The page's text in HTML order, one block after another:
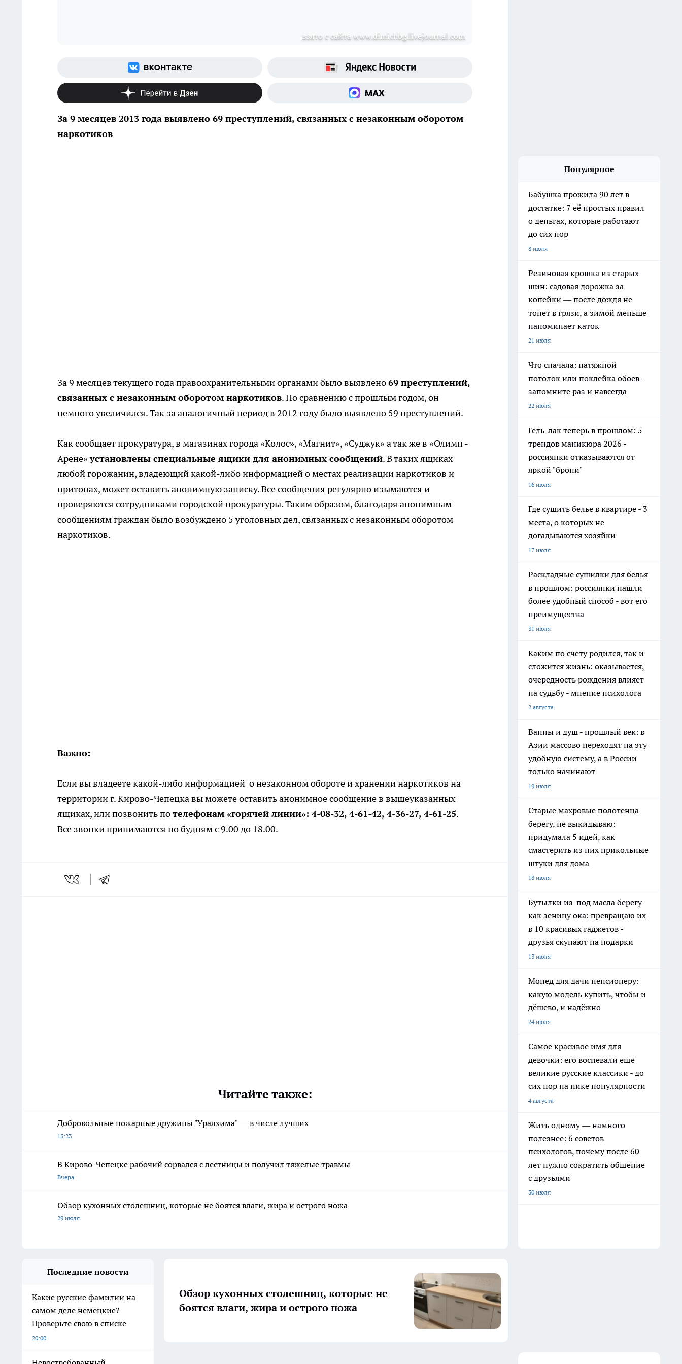
взято с сайта www.dimichbg.livejournal.com
За 9 месяцев 2013 года выявлено 69 преступлений, связанных с незаконным оборотом
наркотиков
За 9 месяцев текущего года правоохранительными органами было выявлено69 преступлений,
связанных с незаконным оборотом наркотиков. По сравнению с прошлым годом, он
немного увеличился. Так за аналогичный период в 2012 году было выявлено 59 преступлений.
Как сообщает прокуратура, в магазинах города «Колос», «Магнит», «Суджук» а так же в «Олимп -
Арене»установлены специальные ящики для анонимных сообщений. В таких ящиках
любой горожанин, владеющий какой-либо информацией о местах реализации наркотиков и
притонах, может оставить анонимную записку. Все сообщения регулярно изымаются и
проверяются сотрудниками городской прокуратуры. Таким образом, благодаря анонимным
сообщениям граждан было возбуждено 5 уголовных дел, связанных с незаконным оборотом
наркотиков.
Важно:
Если вы владеете какой-либо информацией о незаконном обороте и хранении наркотиков на
территории г. Кирово-Чепецка вы можете оставить анонимное сообщение в вышеуказанных
ящиках, или позвонить потелефонам «горячей линии»: 4-08-32, 4-61-42, 4-36-27, 4-61-25.
Все звонки принимаются по будням с 9.00 до 18.00.
Читайте также:
Добровольные пожарные дружины "Уралхима" — в числе лучших
13:23
В Кирово-Чепецке рабочий сорвался с лестницы и получил тяжелые травмы
Вчера
Обзор кухонных столешниц, которые не боятся влаги, жира и острого ножа
29 июля
Популярное
Бабушка прожила 90 лет в
достатке: 7 её простых правил
о деньгах, которые работают
до сих пор
8 июля
Резиновая крошка из старых
шин: садовая дорожка за
копейки — после дождя не
тонет в грязи, а зимой меньше
напоминает каток
21 июля
Что сначала: натяжной
потолок или поклейка обоев -
запомните раз и навсегда
22 июля
Гель-лак теперь в прошлом: 5
трендов маникюра 2026 -
россиянки отказываются от
яркой "брони"
16 июля
Где сушить белье в квартире - 3
места, о которых не
догадываются хозяйки
17 июля
Раскладные сушилки для белья
в прошлом: россиянки нашли
более удобный способ - вот его
преимущества
31 июля
Каким по счету родился, так и
сложится жизнь: оказывается,
очередность рождения влияет
на судьбу - мнение психолога
2 августа
Ванны и душ - прошлый век: в
Азии массово переходят на эту
удобную систему, а в России
только начинают
19 июля
Старые махровые полотенца
берегу, не выкидываю:
придумала 5 идей, как
смастерить из них прикольные
штуки для дома
18 июля
Бутылки из-под масла берегу
как зеницу ока: превращаю их
в 10 красивых гаджетов -
друзья скупают на подарки
13 июля
Мопед для дачи пенсионеру:
какую модель купить, чтобы и
дёшево, и надёжно
24 июля
Самое красивое имя для
девочки: его воспевали еще
великие русские классики - до
сих пор на пике популярности
4 августа
Жить одному — намного
полезнее: 6 советов
психологов, почему после 60
лет нужно сократить общение
с друзьями
30 июля
Последние новости
Какие русские фамилии на
самом деле немецкие?
Проверьте свою в списке
20:00
Обзор кухонных столешниц, которые не
боятся влаги, жира и острого ножа